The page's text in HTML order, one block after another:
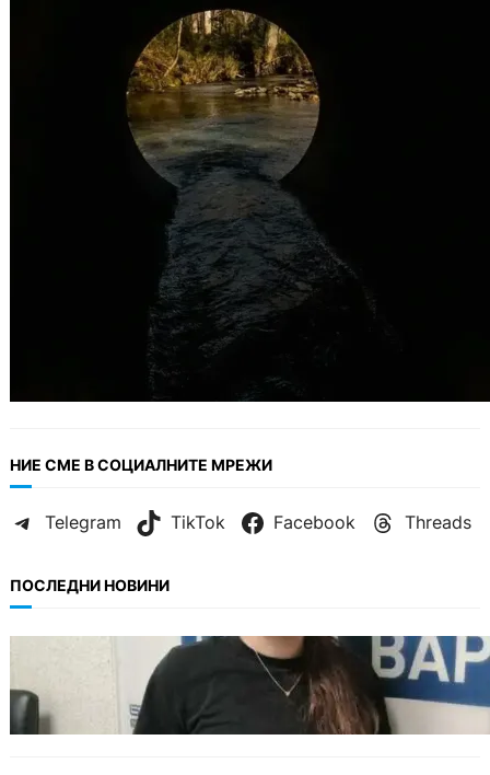
река в Община Търговище
НИЕ СМЕ В СОЦИАЛНИТЕ МРЕЖИ
Telegram TikTok Facebook Threads
ПОСЛЕДНИ НОВИНИ
ОБЩЕСТВО
Варненска ученичка създаде интерактивна
карта за сигнали за проблеми с боклука